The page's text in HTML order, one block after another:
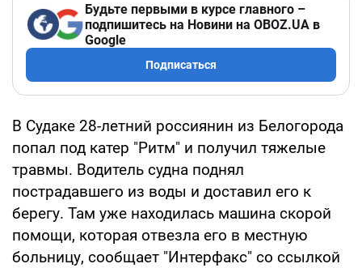
Будьте первыми в курсе главного –
подпишитесь на Новини на OBOZ.UA в
Google
Подписаться
В Судаке 28-летний россиянин из Белогорода
попал под катер "Ритм" и получил тяжелые
травмы. Водитель судна поднял
пострадавшего из воды и доставил его к
берегу. Там уже находилась машина скорой
помощи, которая отвезла его в местную
больницу, сообщает "Интерфакс" со ссылкой